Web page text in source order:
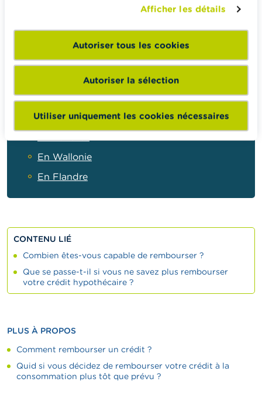
Afficher les détails
Autoriser tous les cookies
Autoriser la sélection
Utiliser uniquement les cookies nécessaires
éventuelles pour vous-même et votre famille si
N’attendez pas qu’il soit trop tard. En cas de
difficulté de remboursement, allez voir au plus
pour chercher ensemble une solution.
et le règlement collectif de dettes :
En Wallonie
En Flandre
CONTENU LIÉ
Combien êtes-vous capable de rembourser ?
Que se passe-t-il si vous ne savez plus rembourser
votre crédit hypothécaire ?
PLUS À PROPOS
Comment rembourser un crédit ?
Quid si vous décidez de rembourser votre crédit à la
consommation plus tôt que prévu ?